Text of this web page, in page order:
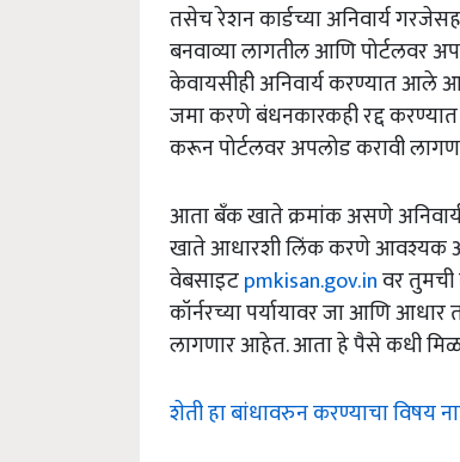
तसेच रेशन कार्डच्या अनिवार्य
बनवाव्या लागतील आणि पोर्टलवर
केवायसीही अनिवार्य करण्यात आले
जमा करणे बंधनकारकही रद्द
करून पोर्टलवर अपलोड करावी
आता बँक खाते क्रमांक असणे
खाते आधारशी लिंक करणे आवश्यक
वेबसाइटpmkisan.gov.inवर तुमची
कॉर्नरच्या पर्यायावर जा आणि
लागणार आहेत. आता हे पैसे कधी
शेती हा बांधावरुन करण्याचा विषय